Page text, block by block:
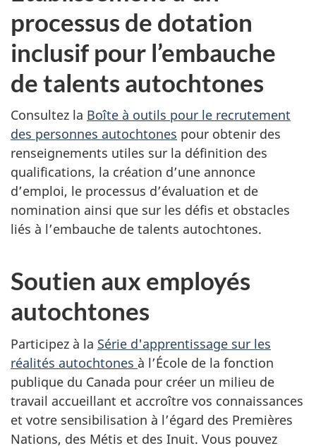
processus de dotation
inclusif pour l’embauche
de talents autochtones
Consultez la Boîte à outils pour le recrutement
des personnes autochtones pour obtenir des
renseignements utiles sur la définition des
qualifications, la création d’une annonce
d’emploi, le processus d’évaluation et de
nomination ainsi que sur les défis et obstacles
liés à l’embauche de talents autochtones.
Soutien aux employés
autochtones
Participez à la Série d'apprentissage sur les
réalités autochtones à l’École de la fonction
publique du Canada pour créer un milieu de
travail accueillant et accroître vos connaissances
et votre sensibilisation à l’égard des Premières
Nations, des Métis et des Inuit. Vous pouvez